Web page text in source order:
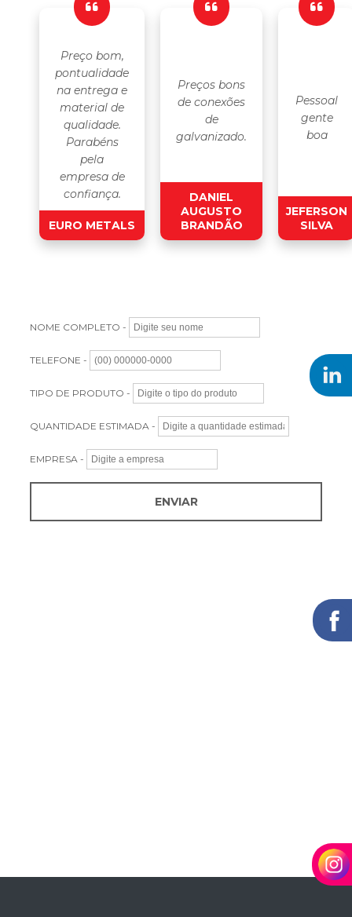
Preço bom,
pontualidade
na entrega e
material de
qualidade.
Parabéns
pela
empresa de
confiança.
EURO METALS
Preços bons
de conexões
de
galvanizado.
DANIEL
AUGUSTO
BRANDÃO
Pessoal
gente
boa
JEFERSON
SILVA
NOME COMPLETO -
TELEFONE -
TIPO DE PRODUTO -
QUANTIDADE ESTIMADA -
EMPRESA -
ENVIAR